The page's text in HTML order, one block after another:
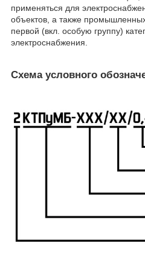
применяться для
объектов, а также
первой (вкл. особую группу)
электроснабжения.
Схема условного